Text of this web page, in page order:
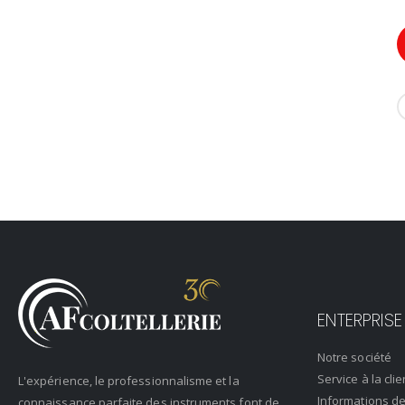
L'expérience, le professionnalisme et la
ENTERPRISE
Notre société
Service à la
Informations